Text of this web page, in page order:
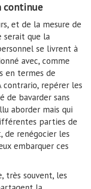
continue
et de la mesure de
serait que la
se livrent à
avec, comme
en termes de
contrario, repérer les
de bavarder sans
aborder mais qui
parties de
de renégocier les
embarquer ces
très souvent, les